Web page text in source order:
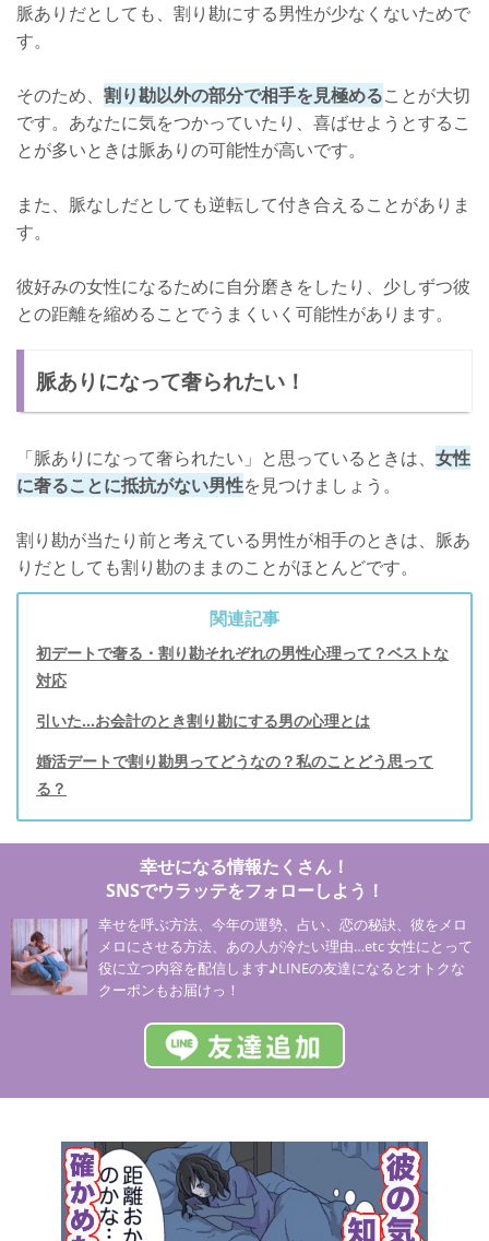
脈ありだとしても、割り勘にする男性が少なくないためで
す。
そのため、 割り勘以外の部分で相手を見極めることが大切
です。あなたに気をつかっていたり、喜ばせようとするこ
とが多いときは脈ありの可能性が高いです。
また、脈なしだとしても逆転して付き合えることがありま
す。
彼好みの女性になるために自分磨きをしたり、少しずつ彼
との距離を縮めることでうまくいく可能性があります。
脈ありになって奢られたい！
「脈ありになって奢られたい」と思っているときは、 女性
に奢ることに抵抗がない男性を見つけましょう。
割り勘が当たり前と考えている男性が相手のときは、脈あ
りだとしても割り勘のままのことがほとんどです。
関連記事
初デートで奢る・割り勘それぞれの男性心理って？ベストな
対応
引いた…お会計のとき割り勘にする男の心理とは
婚活デートで割り勘男ってどうなの？私のことどう思って
る？
幸せになる情報たくさん！
SNSでウラッテをフォローしよう！
幸せを呼ぶ方法、今年の運勢、占い、恋の秘訣、彼をメロ
メロにさせる方法、あの人が冷たい理由…etc 女性にとって
役に立つ内容を配信します♪LINEの友達になるとオトクな
クーポンもお届けっ！